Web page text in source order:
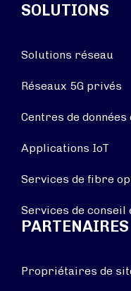
SOLUTIONS
Solutions réseau
Réseaux 5G privés
Centres de
Applications IoT
Services de fibre
Services de conseil
PARTENAIRES
Propriétaires de